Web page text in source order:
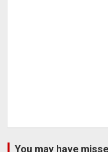
You may have